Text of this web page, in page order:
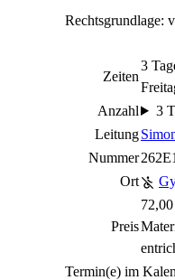
Rechtsgrundlage:
Zeiten
3
Anzahl
3
Leitung
Nummer
Ort
Preis
Termin(e) im